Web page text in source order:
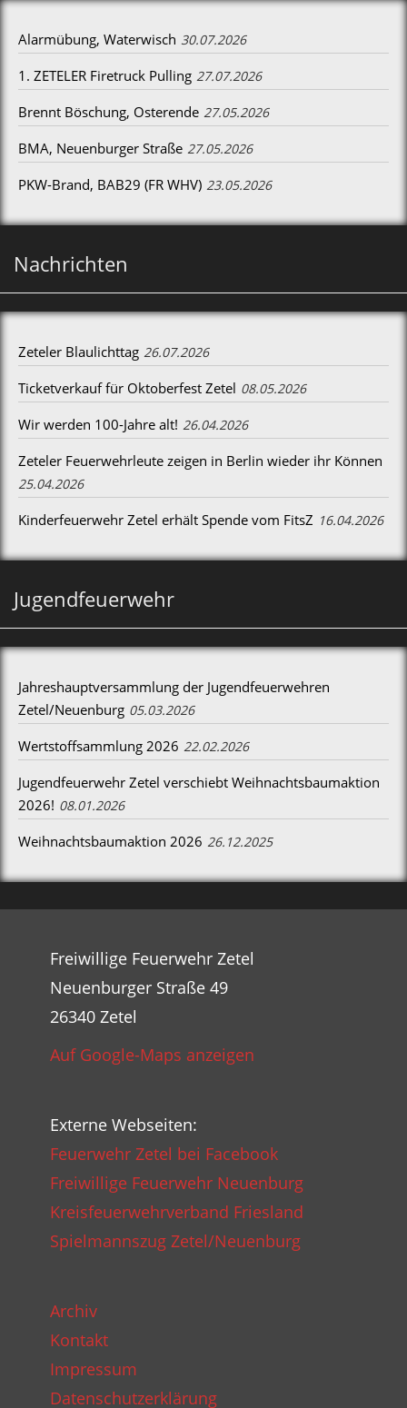
Alarmübung, Waterwisch 30.07.2026
1. ZETELER Firetruck Pulling 27.07.2026
Brennt Böschung, Osterende 27.05.2026
BMA, Neuenburger Straße 27.05.2026
PKW-Brand, BAB29 (FR WHV) 23.05.2026
Nachrichten
Zeteler Blaulichttag 26.07.2026
Ticketverkauf für Oktoberfest Zetel 08.05.2026
Wir werden 100-Jahre alt! 26.04.2026
Zeteler Feuerwehrleute zeigen in Berlin wieder ihr Können
25.04.2026
Kinderfeuerwehr Zetel erhält Spende vom FitsZ 16.04.2026
Jugendfeuerwehr
Jahreshauptversammlung der Jugendfeuerwehren
Zetel/Neuenburg 05.03.2026
Wertstoffsammlung 2026 22.02.2026
Jugendfeuerwehr Zetel verschiebt Weihnachtsbaumaktion
2026! 08.01.2026
Weihnachtsbaumaktion 2026 26.12.2025
Freiwillige Feuerwehr Zetel
Neuenburger Straße 49
26340 Zetel
Auf Google-Maps anzeigen
Externe Webseiten:
Feuerwehr Zetel bei Facebook
Freiwillige Feuerwehr Neuenburg
Kreisfeuerwehrverband Friesland
Spielmannszug Zetel/Neuenburg
Archiv
Kontakt
Impressum
Datenschutzerklärung